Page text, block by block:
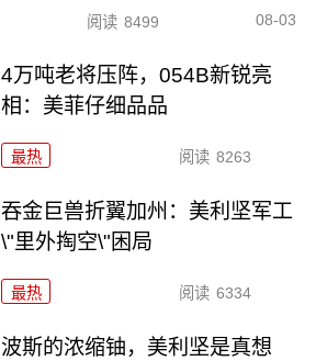
阅读 8499 08-03
4万吨老将压阵，054B新锐亮
相：美菲仔细品品
最热 阅读 8263
吞金巨兽折翼加州：美利坚军工
\"里外掏空\"困局
最热 阅读 6334
波斯的浓缩铀，美利坚是真想